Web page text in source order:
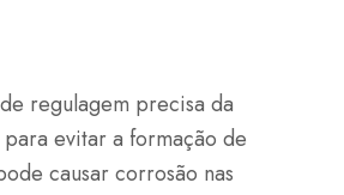
regulagem precisa da
evitar a formação de
causar corrosão nas